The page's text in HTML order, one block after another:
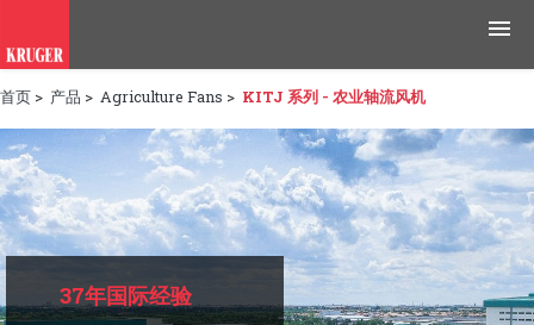
产品
应用领域
工具与资源
新闻媒体
首页 > 产品 > Agriculture Fans > KITJ 系列 - 农业轴流风机
37年国际经验